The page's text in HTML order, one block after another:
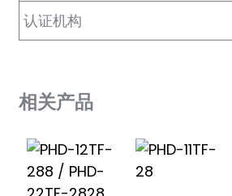
认证机构
相关产品